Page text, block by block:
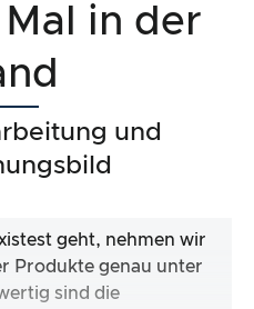
Mal in der
und
geht, nehmen wir
Produkte genau unter
sind die